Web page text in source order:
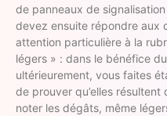
de panneaux de
devez ensuite répondre aux
attention particulière à la
légers » : dans le bénéfice
ultérieurement, vous faites
de prouver qu’elles résultent
noter les dégâts, même